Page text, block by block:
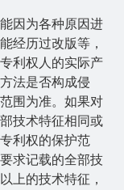
因为各种原因进
经历过改版等，
利权人的实际产
法是否构成侵
围为准。如果对
技术特征相同或
利权的保护范
求记载的全部技
上的技术特征，